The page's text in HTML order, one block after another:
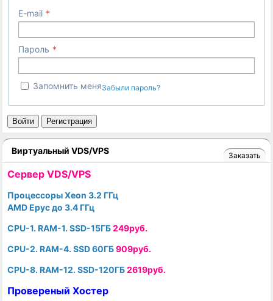
E-mail
Пароль
Запомнить меняЗабыли пароль?
Войти Регистрация
Виртуальный VDS/VPS Заказать
Cервер VDS/VPS
Процессоры Xeon 3.2 ГГц
AMD Epyc до 3.4 ГГц
CPU-1. RAM-1. SSD-15ГБ249руб.
CPU-2. RAM-4. SSD 60ГБ909руб.
CPU-8. RAM-12. SSD-120ГБ2619руб.
Провереный Хостер